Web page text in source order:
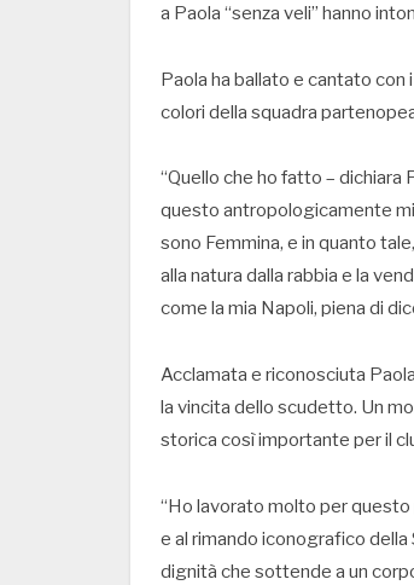
a Paola “senza veli” hanno
Paola ha ballato e cantato
colori della squadra
“Quello che ho fatto – dichiara
questo antropologicamente mi
sono Femmina, e in quanto
alla natura dalla rabbia e la
come la mia Napoli, piena di
Acclamata e riconosciuta
la vincita dello scudetto. Un
storica così importante per il
“Ho lavorato molto per
e al rimando iconografico della
dignità che sottende a un